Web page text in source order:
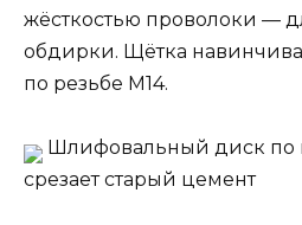
жёсткостью проволоки —
обдирки. Щётка
по резьбе М14.
Шлифовальный диск по
срезает старый цемент